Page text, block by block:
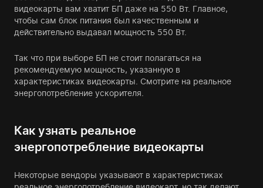
видеокарты вам хватит БП даже на 550 Вт. Главное,
чтобы сам блок питания был качественным и
действительно выдавал мощность 550 Вт.
Так что при выборе БП не стоит полагаться на
рекомендуемую мощность, указанную в
характеристиках видеокарты. Смотрите на реальное
энергопотребление ускорителя.
Как узнать реальное
энергопотребление видеокарты
Некоторые вендоры указывают в характеристиках